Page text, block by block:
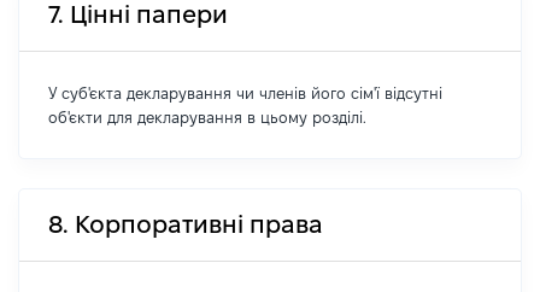
7. Цінні папери
У суб'єкта декларування чи членів його сім'ї відсутні
об'єкти для декларування в цьому розділі.
8. Корпоративні права